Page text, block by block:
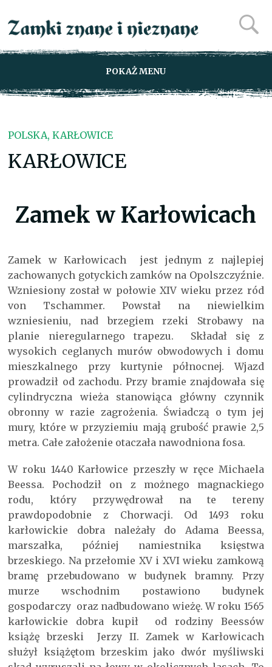
POKAŻ MENU
POLSKA, KARŁOWICE
KARŁOWICE
Zamek w Karłowicach
Zamek w Karłowicach jest jednym z najlepiej
zachowanych gotyckich zamków na Opolszczyźnie.
Wzniesiony został w połowie XIV wieku przez ród
von Tschammer. Powstał na niewielkim
wzniesieniu, nad brzegiem rzeki Strobawy na
planie nieregularnego trapezu. Składał się z
wysokich ceglanych murów obwodowych i domu
mieszkalnego przy kurtynie północnej. Wjazd
prowadził od zachodu. Przy bramie znajdowała się
cylindryczna wieża stanowiąca główny czynnik
obronny w razie zagrożenia. Świadczą o tym jej
mury, które w przyziemiu mają grubość prawie 2,5
metra. Całe założenie otaczała nawodniona fosa.
W roku 1440 Karłowice przeszły w ręce Michaela
Beessa. Pochodził on z możnego magnackiego
rodu, który przywędrował na te tereny
prawdopodobnie z Chorwacji. Od 1493 roku
karłowickie dobra należały do Adama Beessa,
marszałka, później namiestnika księstwa
brzeskiego. Na przełomie XV i XVI wieku zamkową
bramę przebudowano w budynek bramny. Przy
murze wschodnim postawiono budynek
gospodarczy oraz nadbudowano wieżę. W roku 1565
karłowickie dobra kupił od rodziny Beessów
książę brzeski Jerzy II. Zamek w Karłowicach
służył książętom brzeskim jako dwór myśliwski